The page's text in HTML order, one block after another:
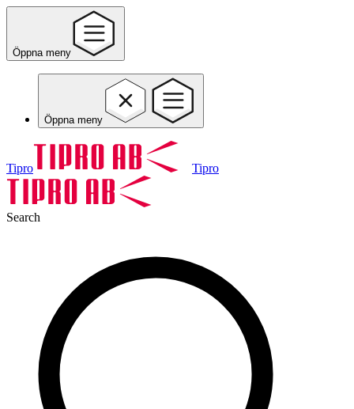
Öppna meny
Öppna meny
Tipro Tipro
Search